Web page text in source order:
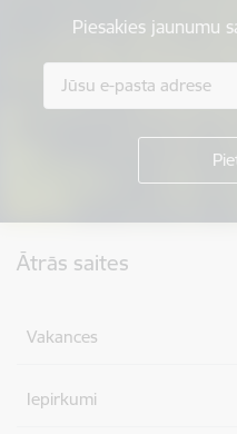
Piesakies jaunumu
Ātrās saites
Vakances
Iepirkumi